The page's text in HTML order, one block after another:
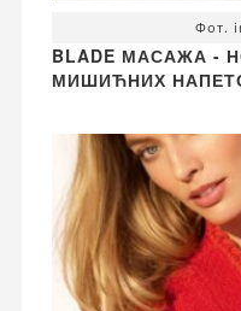
Фот.
BLADE МАСАЖА -
МИШИЋНИХ